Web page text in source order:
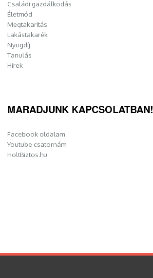
Családi gazdálkodás
Életmód
Megtakarítás
Lakástakarék
Nyugdíj
Tanulás
Hírek
MARADJUNK KAPCSOLATBAN!
Facebook oldalam
Youtube csatornám
HoltBiztos.hu